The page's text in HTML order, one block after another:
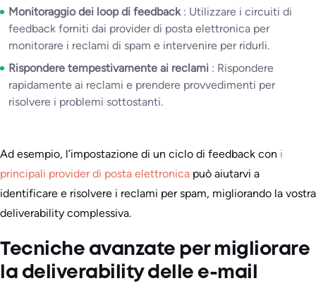
Monitoraggio dei loop di feedback : Utilizzare i circuiti di
feedback forniti dai provider di posta elettronica per
monitorare i reclami di spam e intervenire per ridurli.
Rispondere tempestivamente ai reclami : Rispondere
rapidamente ai reclami e prendere provvedimenti per
risolvere i problemi sottostanti.
Ad esempio, l’impostazione di un ciclo di feedback con i
principali provider di posta elettronica può aiutarvi a
identificare e risolvere i reclami per spam, migliorando la vostra
deliverability complessiva.
Tecniche avanzate per migliorare
la deliverability delle e-mail